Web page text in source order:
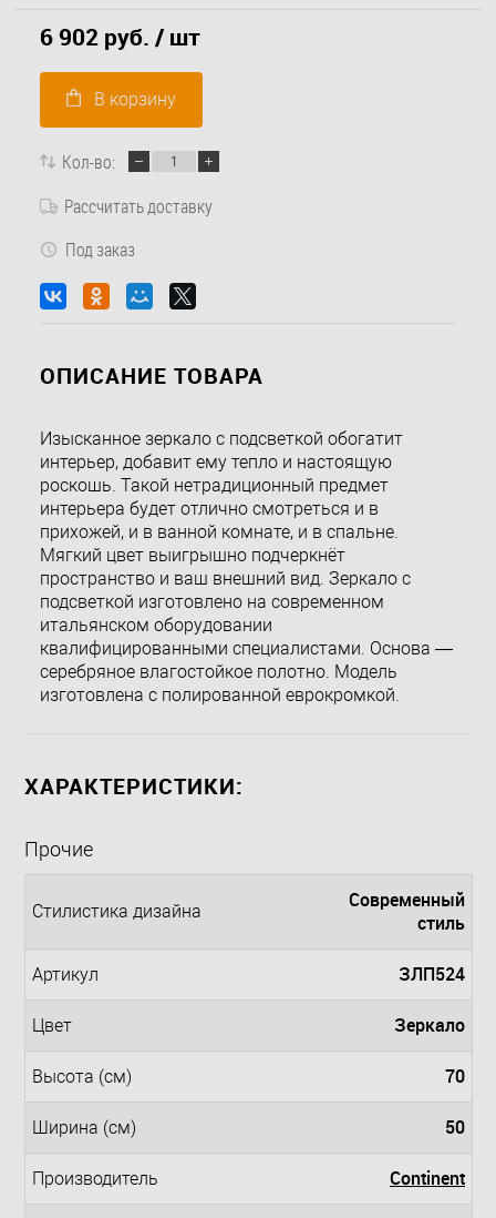
6 902 руб. / шт
В корзину
Кол-во:
Рассчитать доставку
Под заказ
ОПИСАНИЕ ТОВАРА
Изысканное зеркало с подсветкой обогатит
интерьер, добавит ему тепло и настоящую
роскошь. Такой нетрадиционный предмет
интерьера будет отлично смотреться и в
прихожей, и в ванной комнате, и в спальне.
Мягкий цвет выигрышно подчеркнёт
пространство и ваш внешний вид. Зеркало с
подсветкой изготовлено на современном
итальянском оборудовании
квалифицированными специалистами. Основа —
серебряное влагостойкое полотно. Модель
изготовлена с полированной еврокромкой.
ХАРАКТЕРИСТИКИ:
Прочие
Стилистика дизайна
Современный
стиль
Артикул ЗЛП524
Цвет Зеркало
Высота (см) 70
Ширина (см) 50
Производитель Continent